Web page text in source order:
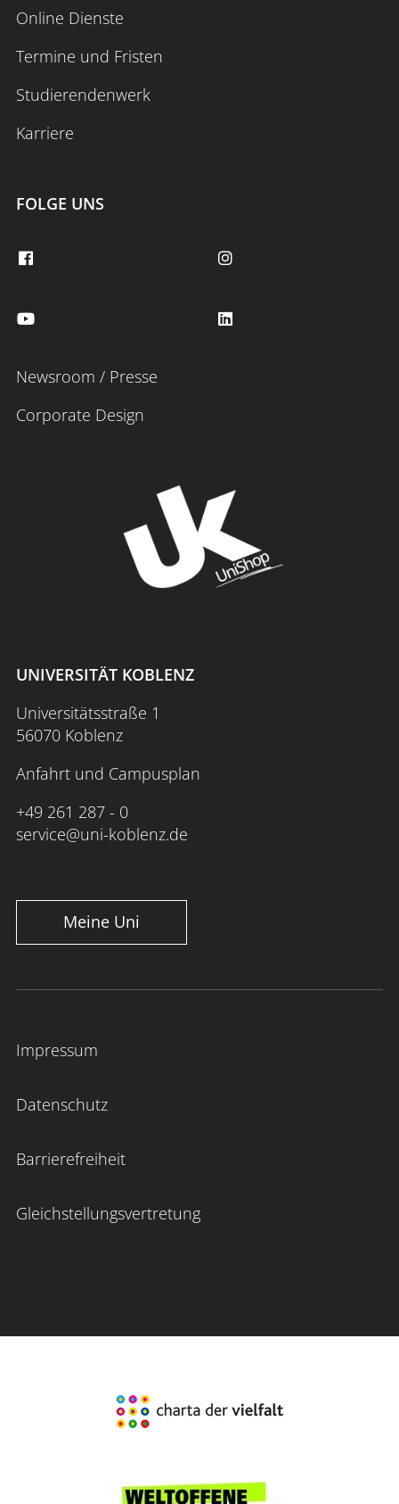
Online Dienste
Termine und Fristen
Studierendenwerk
Karriere
FOLGE UNS
Newsroom / Presse
Corporate Design
UNIVERSITÄT KOBLENZ
Universitätsstraße 1
56070 Koblenz
Anfahrt und Campusplan
+49 261 287 - 0
service@uni-koblenz.de
Meine Uni
Impressum
Datenschutz
Barrierefreiheit
Gleichstellungsvertretung